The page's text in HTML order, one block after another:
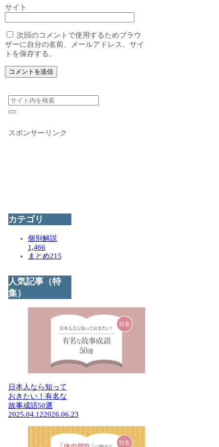
サイト
次回のコメントで使用するためブラウ
ザーに自分の名前、メールアドレス、サイ
トを保存する。
スポンサーリンク
カテゴリ
個別解説
1,466
まとめ215
人気記事（特
集）
日本人なら知って
おきたい！有名な
故事成語50選
2025.04.122026.06.23